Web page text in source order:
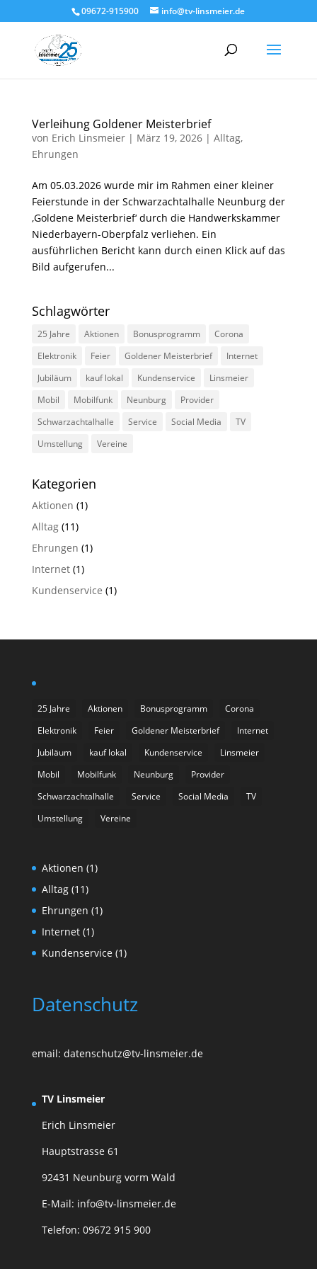
09672-915900 info@tv-linsmeier.de
Verleihung Goldener Meisterbrief
von Erich Linsmeier| März 19, 2026| Alltag,
Ehrungen
Am 05.03.2026 wurde mir im Rahmen einer kleiner
Feierstunde in der Schwarzachtalhalle Neunburg der
‚Goldene Meisterbrief‘ durch die Handwerkskammer
Niederbayern-Oberpfalz verliehen. Ein
ausführlichen Bericht kann durch einen Klick auf das
Bild aufgerufen...
Schlagwörter
25 Jahre Aktionen Bonusprogramm
Corona
Elektronik
Feier Goldener Meisterbrief
Internet
Jubiläum
kauf lokal Kundenservice
Linsmeier
Mobil
Mobilfunk Neunburg
Provider
Schwarzachtalhalle
Service Social Media
TV
Umstellung
Vereine
Kategorien
Aktionen (1)
Alltag(11)
Ehrungen (1)
Internet(1)
Kundenservice (1)
25 Jahre Aktionen Bonusprogramm
Corona
Elektronik
Feier Goldener Meisterbrief
Internet
Jubiläum
kauf lokal Kundenservice
Linsmeier
Mobil
Mobilfunk Neunburg
Provider
Schwarzachtalhalle
Service Social Media
TV
Umstellung
Vereine
Aktionen (1)
Alltag(11)
Ehrungen (1)
Internet(1)
Kundenservice(1)
Datenschutz
email: datenschutz@tv-linsmeier.de
TV Linsmeier
Erich Linsmeier
Hauptstrasse 61
92431 Neunburg vorm Wald
E-Mail: info@tv-linsmeier.de
Telefon: 09672 915 900